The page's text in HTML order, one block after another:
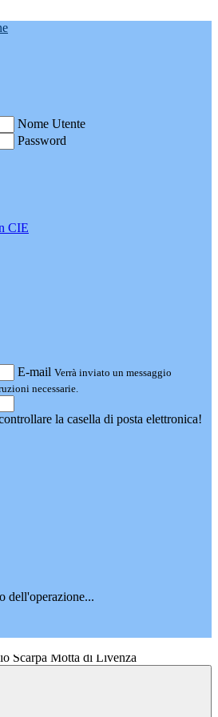
Nome Utente
Password
CIE
E-mail Verrà inviato un messaggio
necessarie.
la casella di posta elettronica!
dell'operazione...